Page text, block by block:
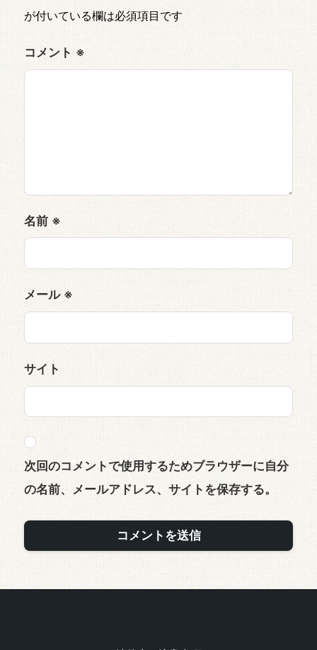
が付いている欄は必須項目です
コメント ※
名前 ※
メール ※
サイト
次回のコメントで使用するためブラウザーに自分
の名前、メールアドレス、サイトを保存する。